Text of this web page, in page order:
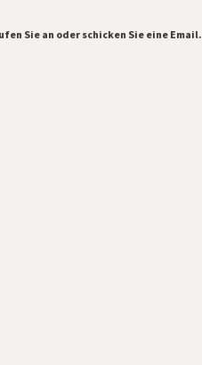
Sie an oder schicken Sie eine Email.